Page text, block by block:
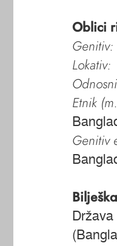
Oblici
Genitiv:
Lokativ:
Etnik
Genitiv
Bilješka